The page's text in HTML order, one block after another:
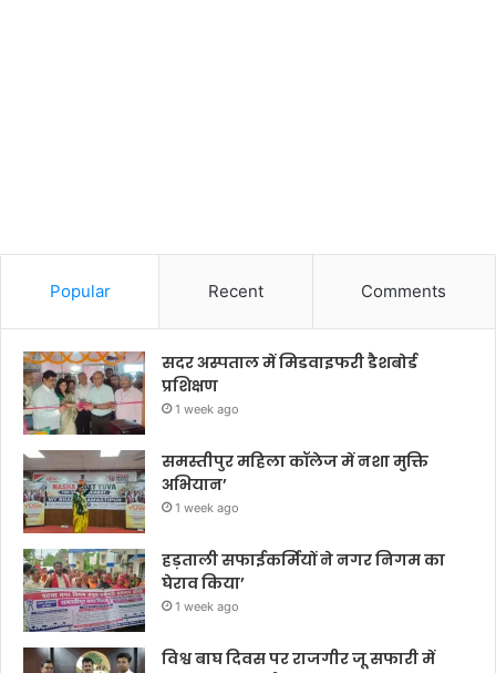
Popular Recent Comments
सदर अस्पताल में मिडवाइफरी डैशबोर्ड
प्रशिक्षण
1 week ago
समस्तीपुर महिला कॉलेज में नशा मुक्ति
अभियान’
1 week ago
हड़ताली सफाईकर्मियों ने नगर निगम का
घेराव किया’
1 week ago
विश्व बाघ दिवस पर राजगीर जू सफारी में